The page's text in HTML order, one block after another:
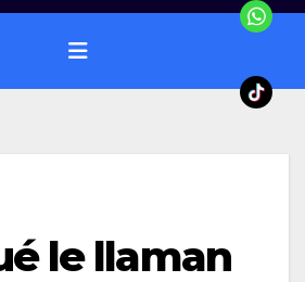
le llaman